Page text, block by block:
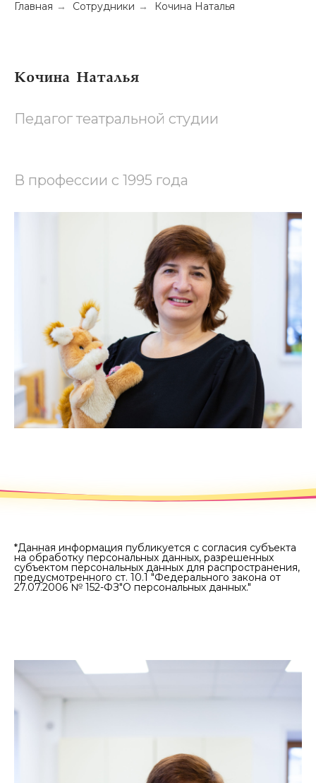
Главная → Сотрудники → Кочина Наталья
Кочина Наталья
Педагог театральной студии
В профессии с 1995 года
*Данная информация публикуется с согласия субъекта
на обработку персональных данных, разрешенных
субъектом персональных данных для распространения,
предусмотренного ст. 10.1 "Федерального закона от
27.07.2006 № 152-ФЗ"О персональных данных."